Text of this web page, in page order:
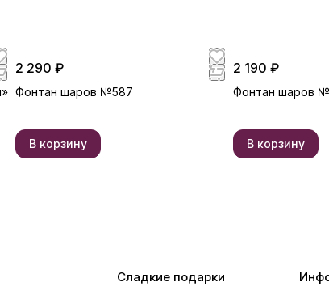
2 290 ₽
Фонтан шаров №587
В корзину
2 190 ₽
Фонтан шаров
В корзину
Сладкие подарки